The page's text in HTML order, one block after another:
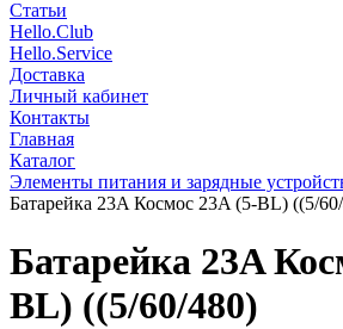
Статьи
Hello.Club
Hello.Service
Доставка
Личный кабинет
Контакты
Главная
Каталог
Элементы питания и зарядные
Батарейка 23A Космос 23A (5-BL) ((5/
Батарейка 23A
BL) ((5/60/480)